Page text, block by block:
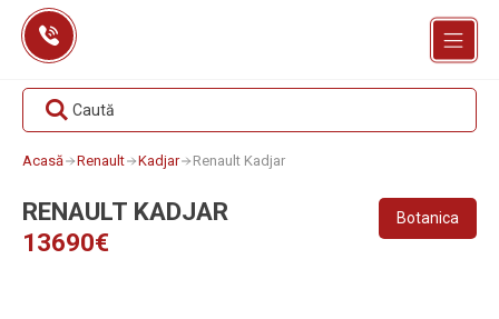
Skip
content
Caută
Acasă Renault Kadjar Renault Kadjar
RENAULT KADJAR
13690€
Botanica